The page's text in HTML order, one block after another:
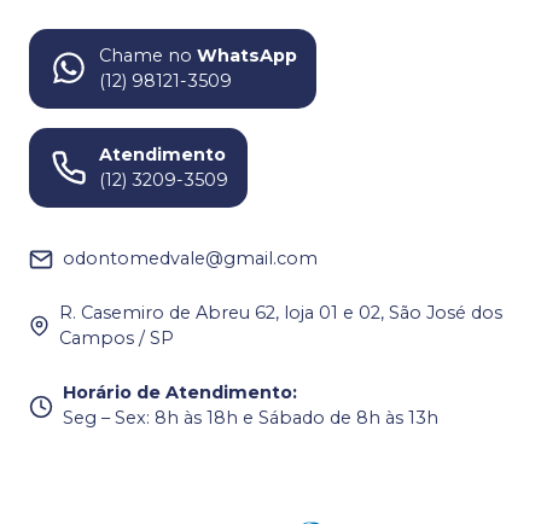
Chame no WhatsApp
(12) 98121-3509
Atendimento
(12) 3209-3509
odontomedvale@gmail.com
R. Casemiro de Abreu 62, loja 01 e 02, São José dos
Campos / SP
Horário de Atendimento:
Seg – Sex: 8h às 18h e Sábado de 8h às 13h